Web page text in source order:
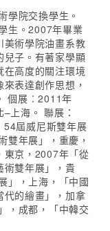
學院交換學生。
生。2007年畢業
美術學院油畫系教
兒子。有著家學顯
高度的關注環境
表達創作思想，
個展︰2011年
上海。 聯展：
屆威尼斯雙年展
雙年展」，重慶，
東京，2007年「從
術雙年展」，貴
」，上海，「中國
代的繪畫」，加拿
，成都，「中韓交